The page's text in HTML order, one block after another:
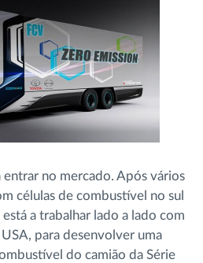
entrar no mercado. Após vários
células de combustível no sul
a trabalhar lado a lado com
para desenvolver uma
do camião da Série